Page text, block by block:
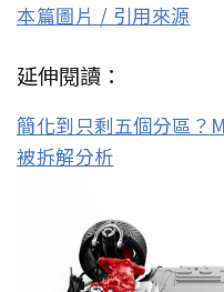
本篇圖片 / 引用來源
延伸閱讀：
簡化到只剩五個分區？
被拆解分析